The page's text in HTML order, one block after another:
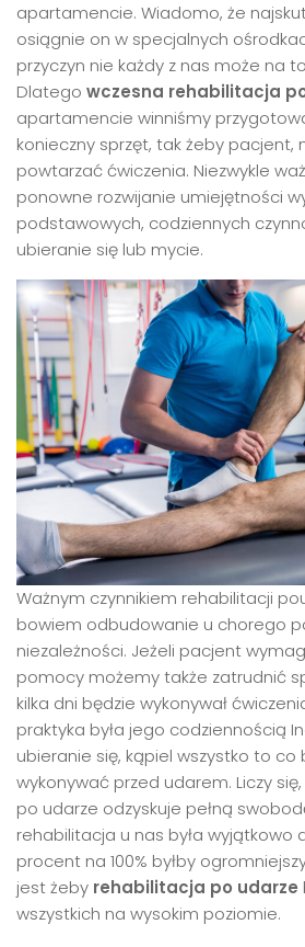
apartamencie. Wiadomo, że
osiągnie on w specjalnych
przyczyn nie każdy z nas może na
Dlatego wczesna rehabilitacja
apartamencie winniśmy
konieczny sprzęt, tak żeby pacjent,
powtarzać ćwiczenia. Niezwykle
ponowne rozwijanie umiejętności
podstawowych, codziennych
ubieranie się lub mycie.
Ważnym czynnikiem rehabilitacji
bowiem odbudowanie u chorego
niezależności. Jeżeli pacjent
pomocy możemy także zatrudnić
kilka dni będzie wykonywał
praktyka była jego codziennością
ubieranie się, kąpiel wszystko to co
wykonywać przed udarem. Liczy
po udarze odzyskuje pełną
rehabilitacja u nas była wyjątkowo
procent na 100% byłby
jest żeby rehabilitacja po udarze
wszystkich na wysokim poziomie.